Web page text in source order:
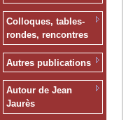
Colloques, tables-
rondes, rencontres
Autres publications
Autour de Jean
Jaurès